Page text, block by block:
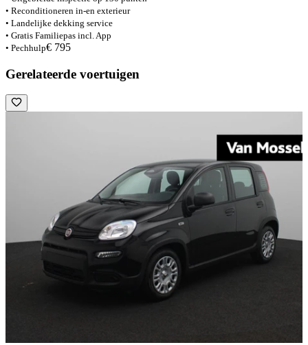
• Reconditioneren in-en exterieur
• Landelijke dekking service
• Gratis Familiepas incl. App
• Pechhulp€ 795
Gerelateerde voertuigen